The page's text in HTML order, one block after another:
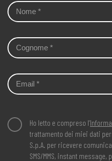
Ho letto e compreso l’
trattamento dei miei dati
S.p.A. per ricevere
SMS/MMS, instant